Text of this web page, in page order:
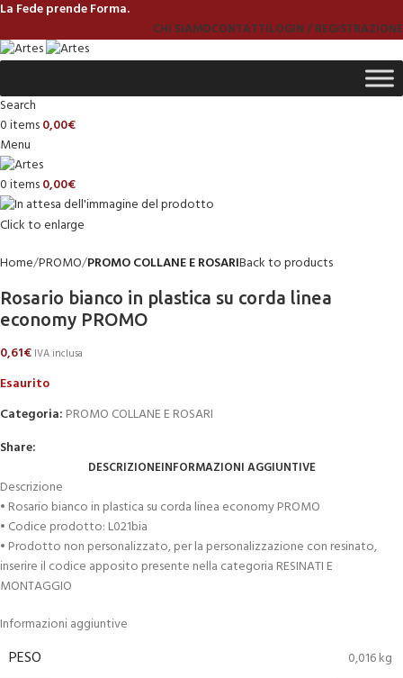
La Fede prende Forma.
CHI SIAMOCONTATTILOGIN / REGISTRAZIONE
Search
0items0,00€
Menu
0items0,00€
Click to enlarge
Home PROMO PROMO COLLANE E ROSARIBack to products
Rosario bianco in plastica su corda linea
economy PROMO
0,61€ IVA inclusa
Esaurito
Categoria: PROMO COLLANE E ROSARI
Share:
DESCRIZIONEINFORMAZIONI AGGIUNTIVE
Descrizione
• Rosario bianco in plastica su corda linea economy PROMO
• Codice prodotto: L021bia
• Prodotto non personalizzato, per la personalizzazione con resinato,
inserire il codice apposito presente nella categoria RESINATI E
MONTAGGIO
Informazioni aggiuntive
PESO 0,016 kg